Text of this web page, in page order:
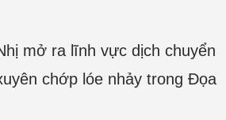
mở ra lĩnh vực dịch chuyển
chớp lóe nhảy trong Đọa